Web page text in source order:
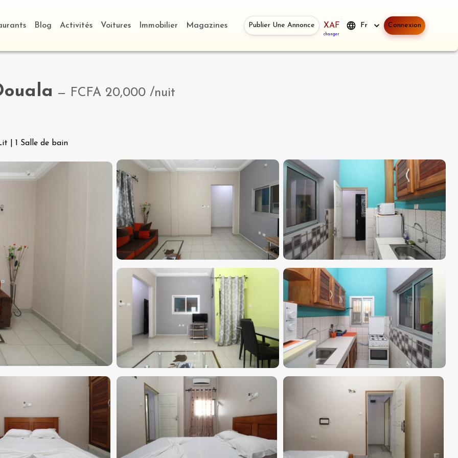
Blog Activités Voitures Immobilier Magazines Publier Une Annonce XAF
changer
Fr Connexion
— FCFA 20,000 /nuit
1 Salle de bain